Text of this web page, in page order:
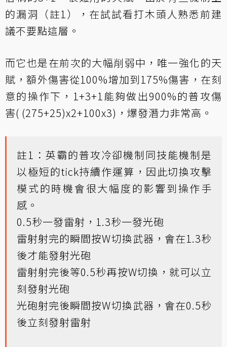
的漏洞（註1），在試試看打木頭人熟悉前建
議不要點這層。
而它也是在前次的大幅削弱中，唯一強化的天
賦，額外傷害從100%增加到175%傷害，在刻
意的操作下，1+3+1能夠做出900%的普攻傷
害( (275+25)x2+100x3)，爆發潛力非常高。
註1：英霸的普攻冷卻機制同技能機制是
以極短的tick持續作運算，因此切換攻擊
模式的時機會很大幅度的影響到操作手
感。
0.5秒一發雷射，1.3秒一發光砲
雷射射完的瞬間按W切換武器，會在1.3秒
後才能發射光砲
雷射射完後等0.5秒再按W切換，就可以立
刻發射光砲
光砲射完後瞬間按W切換武器，會在0.5秒
後立刻發射雷射